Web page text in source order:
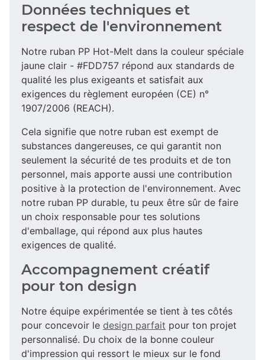
Données techniques et
respect de l'environnement
Notre ruban PP Hot-Melt dans la couleur spéciale
jaune clair - #FDD757 répond aux standards de
qualité les plus exigeants et satisfait aux
exigences du règlement européen (CE) n°
1907/2006 (REACH).
Cela signifie que notre ruban est exempt de
substances dangereuses, ce qui garantit non
seulement la sécurité de tes produits et de ton
personnel, mais apporte aussi une contribution
positive à la protection de l'environnement. Avec
notre ruban PP durable, tu peux être sûr de faire
un choix responsable pour tes solutions
d'emballage, qui répond aux plus hautes
exigences de qualité.
Accompagnement créatif
pour ton design
Notre équipe expérimentée se tient à tes côtés
pour concevoir le design parfait pour ton projet
personnalisé. Du choix de la bonne couleur
d'impression qui ressort le mieux sur le fond